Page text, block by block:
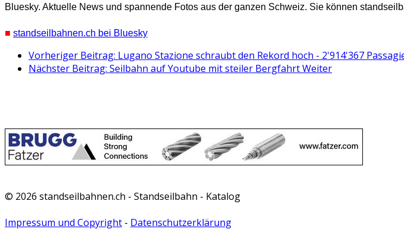
Bluesky. Aktuelle News und spannende Fotos aus der ganzen Schweiz. Sie können
■ standseilbahnen.ch bei Bluesky
Vorheriger Beitrag: Lugano Stazione schraubt den Rekord hoch - 2'914'367
Nächster Beitrag: Seilbahn auf Youtube mit steiler BergfahrtWeiter
© 2026 standseilbahnen.ch - Standseilbahn - Katalog
Impressum und Copyright - Datenschutzerklärung